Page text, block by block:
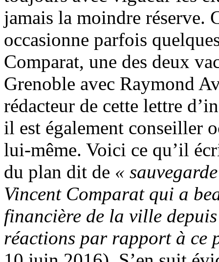
jamais la moindre réserve.
occasionne parfois
Comparat, une des deux
Grenoble avec Raymond
rédacteur de cette lettre
il est également conseiller
lui-même. Voici ce qu’il
du plan dit de «
Vincent Comparat qui a
financière de la ville depuis
réactions par rapport à ce